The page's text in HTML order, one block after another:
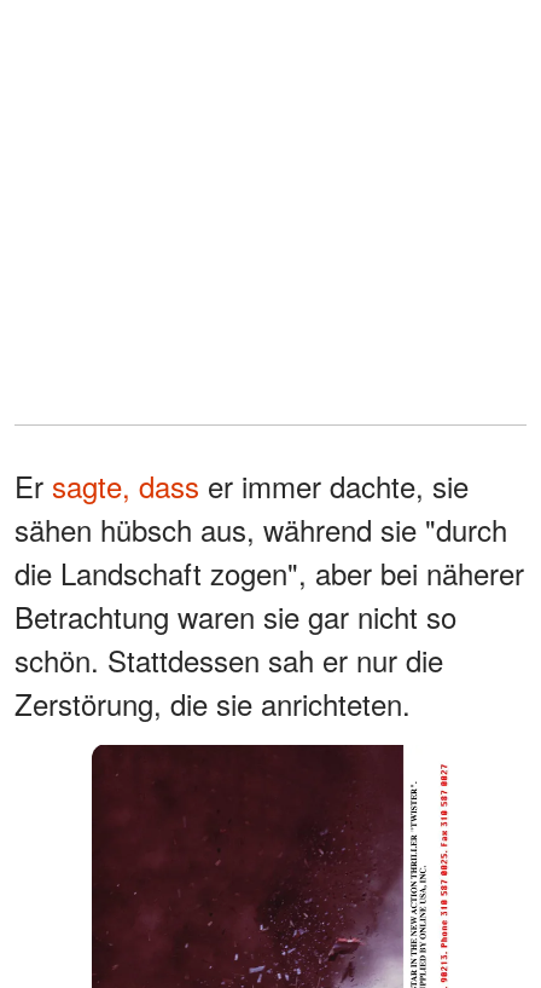
Er sagte, dass er immer dachte, sie
sähen hübsch aus, während sie "durch
die Landschaft zogen", aber bei näherer
Betrachtung waren sie gar nicht so
schön. Stattdessen sah er nur die
Zerstörung, die sie anrichteten.